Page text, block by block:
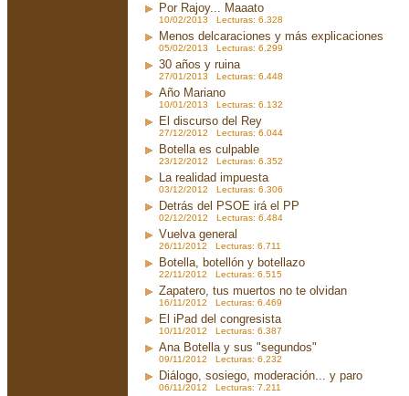
Por Rajoy... Maaato
10/02/2013 Lecturas: 6.328
Menos delcaraciones y más explicaciones
05/02/2013 Lecturas: 6.299
30 años y ruina
27/01/2013 Lecturas: 6.448
Año Mariano
10/01/2013 Lecturas: 6.132
El discurso del Rey
27/12/2012 Lecturas: 6.044
Botella es culpable
23/12/2012 Lecturas: 6.352
La realidad impuesta
03/12/2012 Lecturas: 6.306
Detrás del PSOE irá el PP
02/12/2012 Lecturas: 6.484
Vuelva general
26/11/2012 Lecturas: 6.711
Botella, botellón y botellazo
22/11/2012 Lecturas: 6.515
Zapatero, tus muertos no te olvidan
16/11/2012 Lecturas: 6.469
El iPad del congresista
10/11/2012 Lecturas: 6.387
Ana Botella y sus "segundos"
09/11/2012 Lecturas: 6.232
Diálogo, sosiego, moderación... y paro
06/11/2012 Lecturas: 7.211